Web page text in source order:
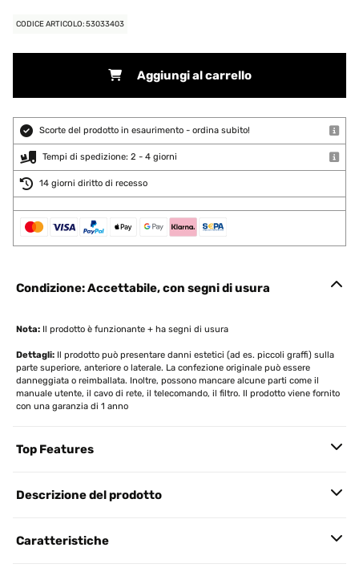
CODICE ARTICOLO: 53033403
Aggiungi al carrello
Scorte del prodotto in esaurimento - ordina subito!
Tempi di spedizione: 2 - 4 giorni
14 giorni diritto di recesso
Condizione: Accettabile, con segni di usura
Nota: Il prodotto è funzionante + ha segni di usura
Dettagli: Il prodotto può presentare danni estetici (ad es. piccoli graffi) sulla
parte superiore, anteriore o laterale. La confezione originale può essere
danneggiata o reimballata. Inoltre, possono mancare alcune parti come il
manuale utente, il cavo di rete, il telecomando, il filtro. Il prodotto viene fornito
con una garanzia di 1 anno
Top Features
Descrizione del prodotto
Caratteristiche